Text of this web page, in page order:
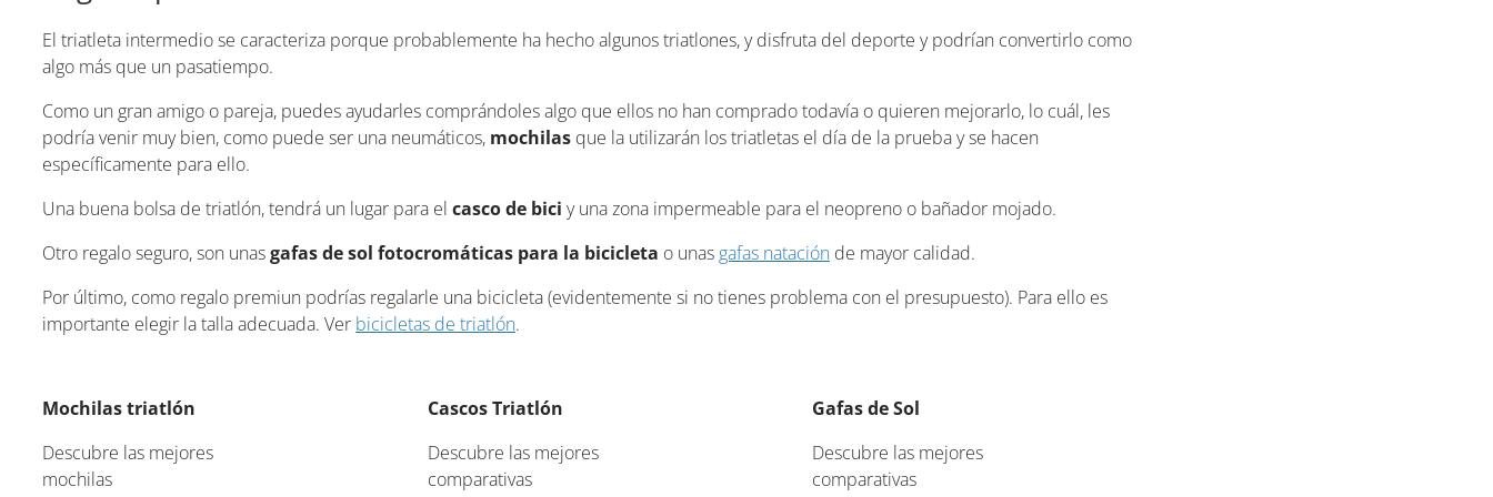
El triatleta intermedio se caracteriza porque probablemente ha hecho algunos triatlones, y disfruta del deporte y podrían convertirlo como
algo más que un pasatiempo.
Como un gran amigo o pareja, puedes ayudarles comprándoles algo que ellos no han comprado todavía o quieren mejorarlo, lo cuál, les
podría venir muy bien, como puede ser una neumáticos, mochilas que la utilizarán los triatletas el día de la prueba y se hacen
específicamente para ello.
Una buena bolsa de triatlón, tendrá un lugar para el casco de bici y una zona impermeable para el neopreno o bañador mojado.
Otro regalo seguro, son unasgafas de sol fotocromáticas para la bicicleta o unas gafas natación de mayor calidad.
Por último, como regalo premiun podrías regalarle una bicicleta (evidentemente si no tienes problema con el presupuesto). Para ello es
importante elegir la talla adecuada. Ver bicicletas de triatlón.
Mochilas triatlón
Descubre las mejores
mochilas
Cascos Triatlón
Descubre las mejores
comparativas
Gafas de Sol
Descubre las mejores
comparativas